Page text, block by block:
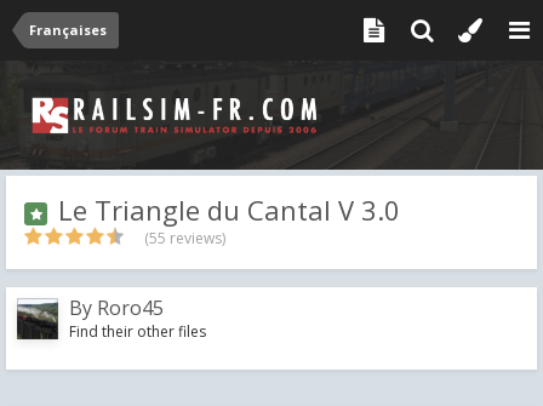
Françaises
Le Triangle du Cantal V 3.0
(55 reviews)
By Roro45
Find their other files